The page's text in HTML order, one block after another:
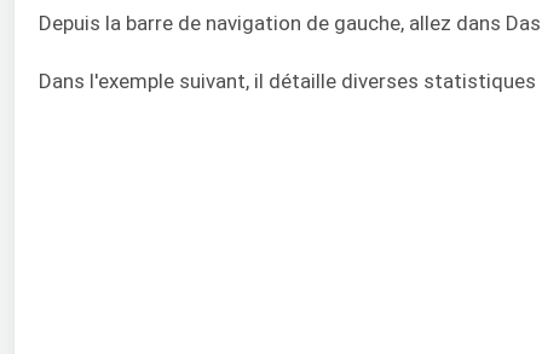
Depuis la barre de navigation de gauche, allez dans
Dans l'exemple suivant, il détaille diverses